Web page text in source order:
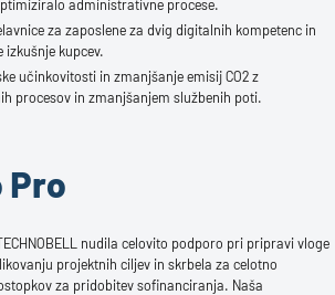
administrativne procese.
za zaposlene za dvig digitalnih kompetenc in
kupcev.
učinkovitosti in zmanjšanje emisij CO2 z
procesov in zmanjšanjem službenih poti.
Pro
nudila celovito podporo pri pripravi vloge
projektnih ciljev in skrbela za celotno
za pridobitev sofinanciranja. Naša